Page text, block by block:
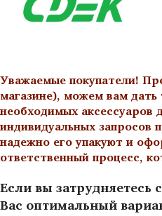
Уважаемые покупатели!
магазине), можем вам
необходимых
индивидуальных
надежно его упакуют и
ответственный процесс,
Если вы
Вас оптимальный